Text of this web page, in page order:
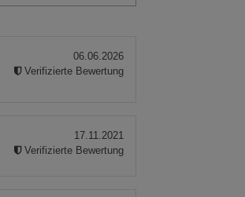
06.06.2026
Verifizierte Bewertung
17.11.2021
Verifizierte Bewertung